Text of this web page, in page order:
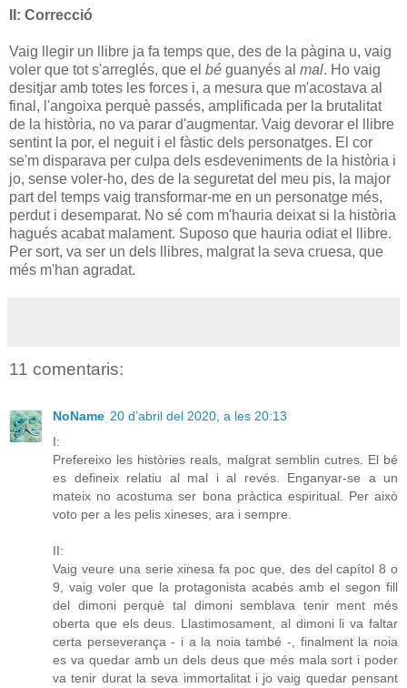
II: Correcció
Vaig llegir un llibre ja fa temps que, des de la pàgina u, vaig
voler que tot s'arreglés, que el bé guanyés al mal. Ho vaig
desitjar amb totes les forces i, a mesura que m'acostava al
final, l'angoixa perquè passés, amplificada per la brutalitat
de la història, no va parar d'augmentar. Vaig devorar el llibre
sentint la por, el neguit i el fàstic dels personatges. El cor
se'm disparava per culpa dels esdeveniments de la història i
jo, sense voler-ho, des de la seguretat del meu pis, la major
part del temps vaig transformar-me en un personatge més,
perdut i desemparat. No sé com m'hauria deixat si la història
hagués acabat malament. Suposo que hauria odiat el llibre.
Per sort, va ser un dels llibres, malgrat la seva cruesa, que
més m'han agradat.
11 comentaris:
NoName 20 d’abril del 2020, a les 20:13
I:
Prefereixo les històries reals, malgrat semblin cutres. El bé
es defineix relatiu al mal i al revés. Enganyar-se a un
mateix no acostuma ser bona pràctica espiritual. Per això
voto per a les pelis xineses, ara i sempre.
II:
Vaig veure una serie xinesa fa poc que, des del capítol 8 o
9, vaig voler que la protagonista acabés amb el segon fill
del dimoni perquè tal dimoni semblava tenir ment més
oberta que els deus. Llastimosament, al dimoni li va faltar
certa perseverança - i a la noia també -, finalment la noia
es va quedar amb un dels deus que més mala sort i poder
va tenir durat la seva immortalitat i jo vaig quedar pensant